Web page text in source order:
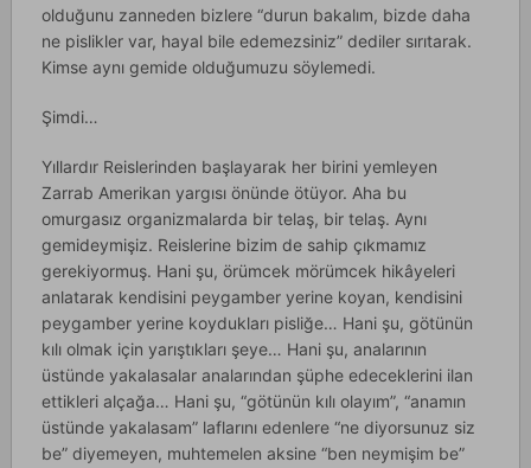
olduğunu zanneden bizlere “durun bakalım, bizde daha
ne pislikler var, hayal bile edemezsiniz” dediler sırıtarak.
Kimse aynı gemide olduğumuzu söylemedi.
Şimdi…
Yıllardır Reislerinden başlayarak her birini yemleyen
Zarrab Amerikan yargısı önünde ötüyor. Aha bu
omurgasız organizmalarda bir telaş, bir telaş. Aynı
gemideymişiz. Reislerine bizim de sahip çıkmamız
gerekiyormuş. Hani şu, örümcek mörümcek hikâyeleri
anlatarak kendisini peygamber yerine koyan, kendisini
peygamber yerine koydukları pisliğe… Hani şu, götünün
kılı olmak için yarıştıkları şeye… Hani şu, analarının
üstünde yakalasalar analarından şüphe edeceklerini ilan
ettikleri alçağa… Hani şu, “götünün kılı olayım”, “anamın
üstünde yakalasam” laflarını edenlere “ne diyorsunuz siz
be” diyemeyen, muhtemelen aksine “ben neymişim be”